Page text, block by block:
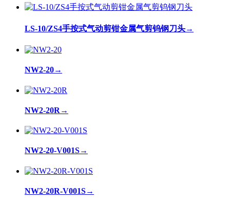
LS-10/ZS4手按式气动剪钳金属气剪钨钢刀头→
NW2-20→
NW2-20R →
NW2-20-V001S→
NW2-20R-V001S→